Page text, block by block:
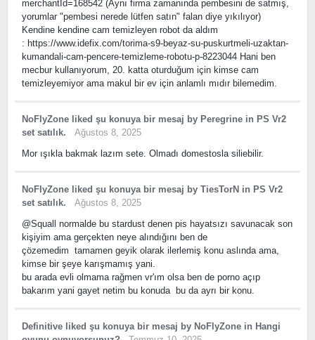
merchantId=168542 (Aynı firma zamanında pembesini de satmış,
yorumlar "pembesi nerede lütfen satın" falan diye yıkılıyor)
Kendine kendine cam temizleyen robot da aldım
: https://www.idefix.com/torima-s9-beyaz-su-puskurtmeli-uzaktan-
kumandali-cam-pencere-temizleme-robotu-p-8223044 Hani ben
mecbur kullanıyorum, 20. katta oturduğum için kimse cam
temizleyemiyor ama makul bir ev için anlamlı mıdır bilemedim.
NoFlyZone liked şu konuya bir mesaj by Peregrine in PS Vr2
set satılık.
Ağustos 8, 2025
Mor ışıkla bakmak lazım sete. Olmadı domestosla siliebilir.
NoFlyZone liked şu konuya bir mesaj by TiesTorN in PS Vr2
set satılık.
Ağustos 8, 2025
@Squall normalde bu stardust denen pis hayatsızı savunacak son
kişiyim ama gerçekten neye alındığını ben de
çözemedim tamamen geyik olarak ilerlemiş konu aslında ama,
kimse bir şeye karışmamış yani.
bu arada evli olmama rağmen vr'ım olsa ben de porno açıp
bakarım yani gayet netim bu konuda bu da ayrı bir konu.
Definitive liked şu konuya bir mesaj by NoFlyZone in Hangi